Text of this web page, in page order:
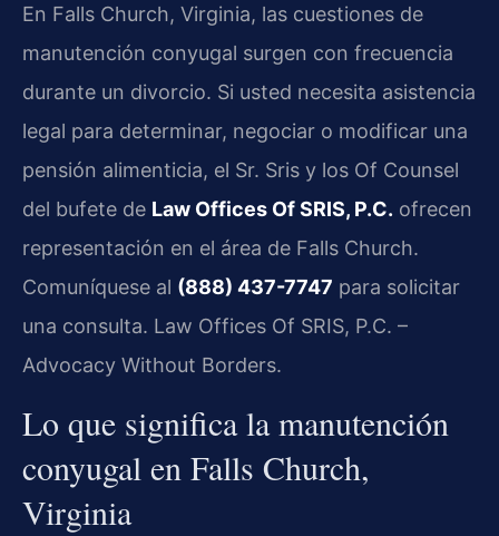
En Falls Church, Virginia, las cuestiones de
manutención conyugal surgen con frecuencia
durante un divorcio. Si usted necesita asistencia
legal para determinar, negociar o modificar una
pensión alimenticia, el Sr. Sris y los Of Counsel
del bufete de Law Offices Of SRIS, P.C. ofrecen
representación en el área de Falls Church.
Comuníquese al (888) 437-7747 para solicitar
una consulta. Law Offices Of SRIS, P.C. –
Advocacy Without Borders.
Lo que significa la manutención
conyugal en Falls Church,
Virginia